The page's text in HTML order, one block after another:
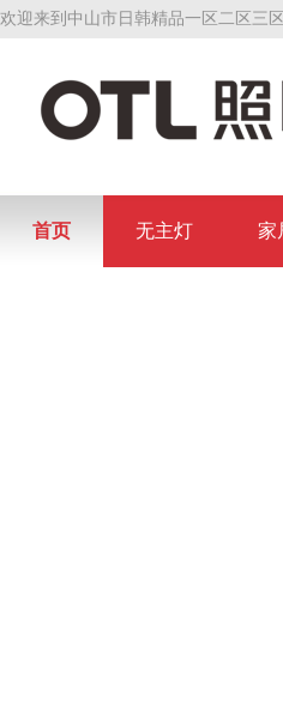
欢迎来到中山市日韩精品一区二区三
首页 无主灯 家